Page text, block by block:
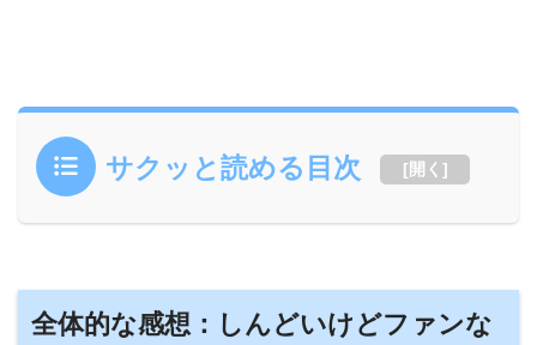
サクッと読める目次 [開く ]
全体的な感想：しんどいけどファンな